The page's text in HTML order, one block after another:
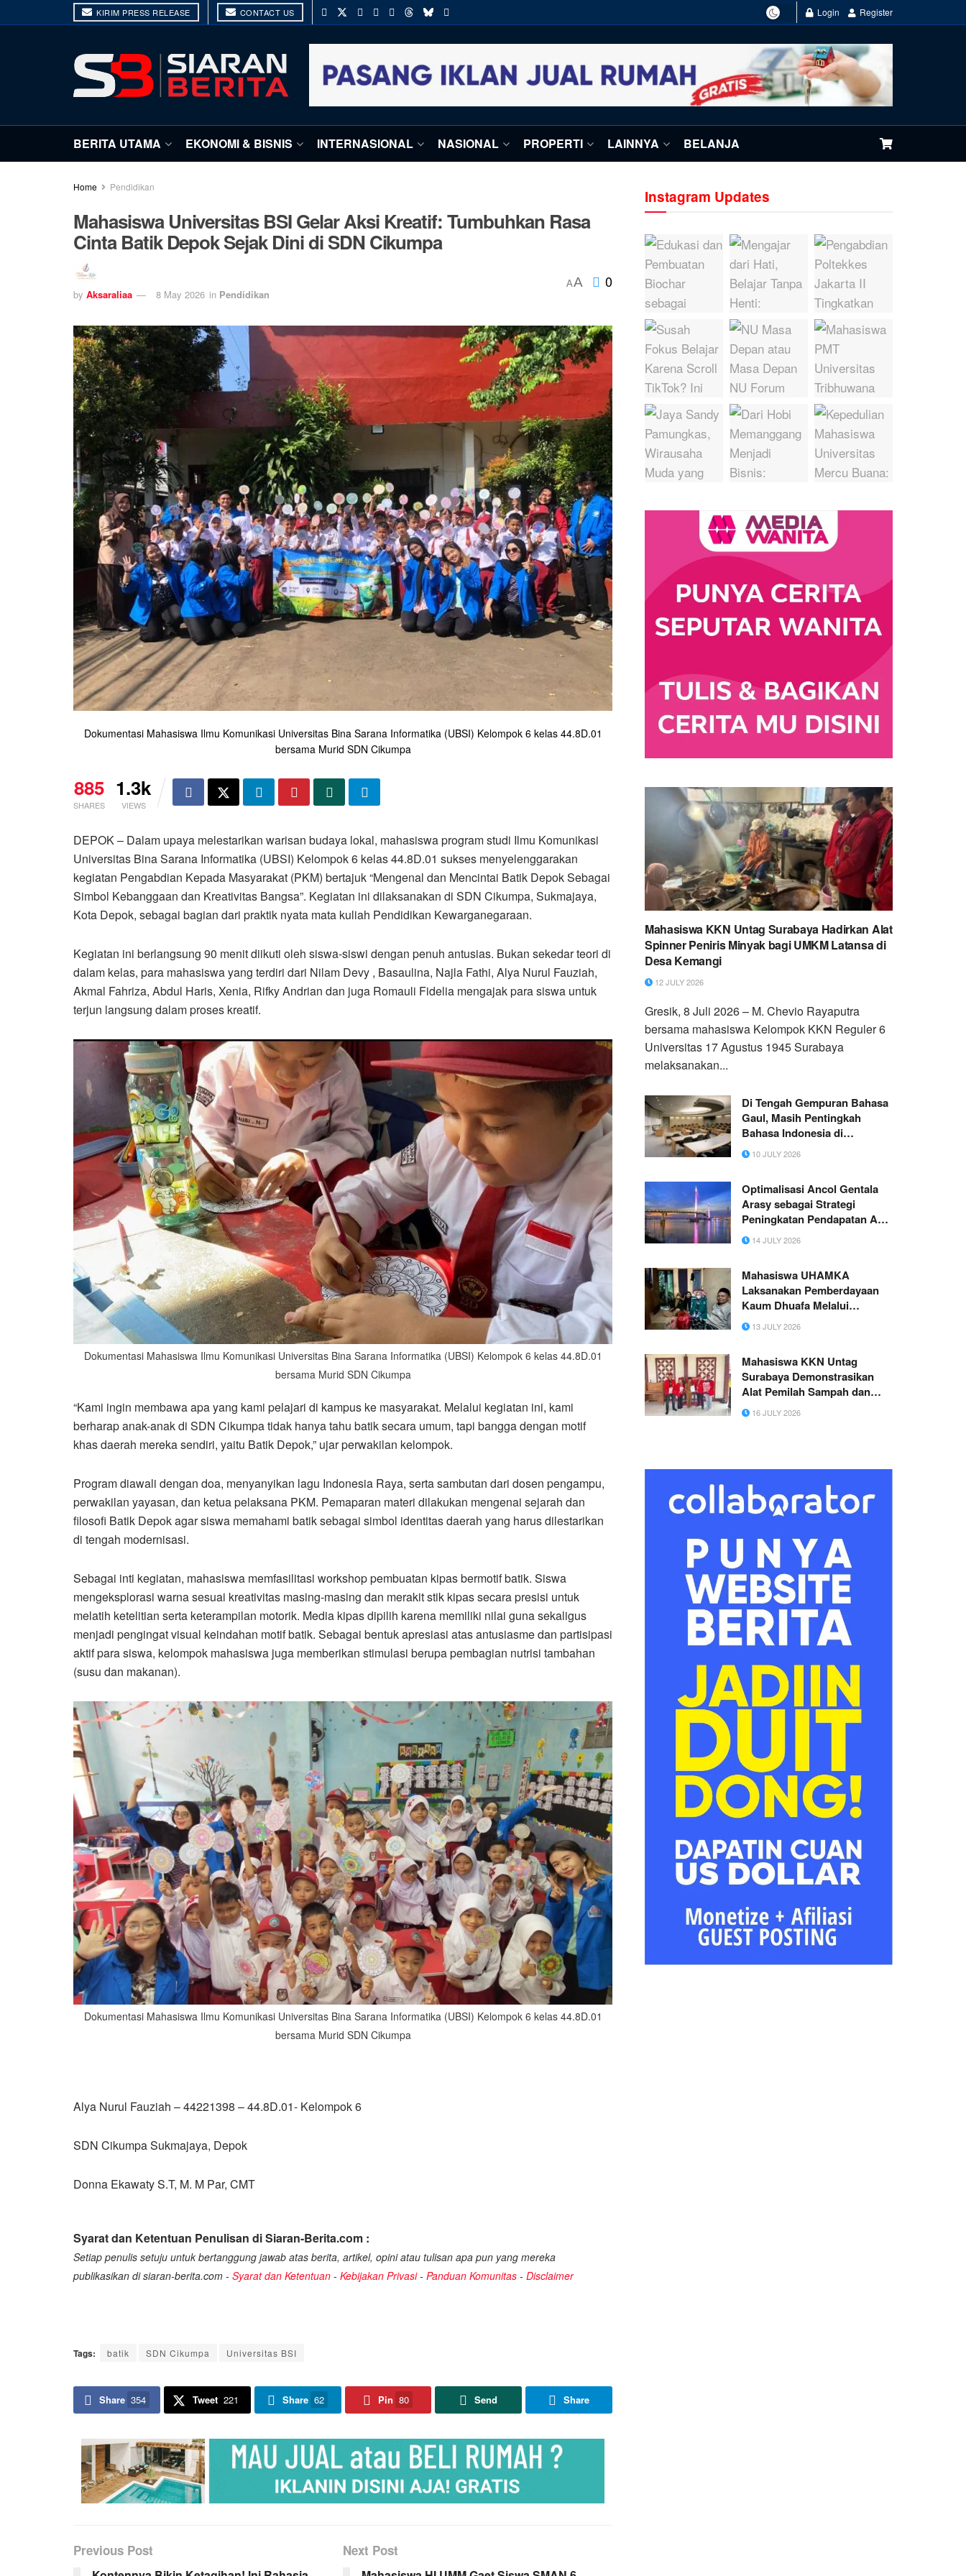
KIRIM PRESS RELEASE CONTACT US Login Register
BERITA UTAMA EKONOMI & BISNIS INTERNASIONAL NASIONAL PROPERTI LAINNYA BELANJA
Home Pendidikan
Mahasiswa Universitas BSI Gelar Aksi Kreatif: Tumbuhkan Rasa
Cinta Batik Depok Sejak Dini di SDN Cikumpa
by Aksaraliaa 8 May 2026 in Pendidikan
AA 0
Dokumentasi Mahasiswa Ilmu Komunikasi Universitas Bina Sarana Informatika (UBSI) Kelompok 6 kelas 44.8D.01
bersama Murid SDN Cikumpa
885
SHARES
1.3k
VIEWS
DEPOK – Dalam upaya melestarikan warisan budaya lokal, mahasiswa program studi Ilmu Komunikasi
Universitas Bina Sarana Informatika (UBSI) Kelompok 6 kelas 44.8D.01 sukses menyelenggarakan
kegiatan Pengabdian Kepada Masyarakat (PKM) bertajuk “Mengenal dan Mencintai Batik Depok Sebagai
Simbol Kebanggaan dan Kreativitas Bangsa”. Kegiatan ini dilaksanakan di SDN Cikumpa, Sukmajaya,
Kota Depok, sebagai bagian dari praktik nyata mata kuliah Pendidikan Kewarganegaraan.
Kegiatan ini berlangsung 90 menit diikuti oleh siswa-siswi dengan penuh antusias. Bukan sekedar teori di
dalam kelas, para mahasiswa yang terdiri dari Nilam Devy , Basaulina, Najla Fathi, Alya Nurul Fauziah,
Akmal Fahriza, Abdul Haris, Xenia, Rifky Andrian dan juga Romauli Fidelia mengajak para siswa untuk
terjun langsung dalam proses kreatif.
Dokumentasi Mahasiswa Ilmu Komunikasi Universitas Bina Sarana Informatika (UBSI) Kelompok 6 kelas 44.8D.01
bersama Murid SDN Cikumpa
“Kami ingin membawa apa yang kami pelajari di kampus ke masyarakat. Melalui kegiatan ini, kami
berharap anak-anak di SDN Cikumpa tidak hanya tahu batik secara umum, tapi bangga dengan motif
khas daerah mereka sendiri, yaitu Batik Depok,” ujar perwakilan kelompok.
Program diawali dengan doa, menyanyikan lagu Indonesia Raya, serta sambutan dari dosen pengampu,
perwakilan yayasan, dan ketua pelaksana PKM. Pemaparan materi dilakukan mengenai sejarah dan
filosofi Batik Depok agar siswa memahami batik sebagai simbol identitas daerah yang harus dilestarikan
di tengah modernisasi.
Sebagai inti kegiatan, mahasiswa memfasilitasi workshop pembuatan kipas bermotif batik. Siswa
mengeksplorasi warna sesuai kreativitas masing-masing dan merakit stik kipas secara presisi untuk
melatih ketelitian serta keterampilan motorik. Media kipas dipilih karena memiliki nilai guna sekaligus
menjadi pengingat visual keindahan motif batik. Sebagai bentuk apresiasi atas antusiasme dan partisipasi
aktif para siswa, kelompok mahasiswa juga memberikan stimulasi berupa pembagian nutrisi tambahan
(susu dan makanan).
Dokumentasi Mahasiswa Ilmu Komunikasi Universitas Bina Sarana Informatika (UBSI) Kelompok 6 kelas 44.8D.01
bersama Murid SDN Cikumpa
Alya Nurul Fauziah – 44221398 – 44.8D.01- Kelompok 6
SDN Cikumpa Sukmajaya, Depok
Donna Ekawaty S.T, M. M Par, CMT
Syarat dan Ketentuan Penulisan di Siaran-Berita.com :
Setiap penulis setuju untuk bertanggung jawab atas berita, artikel, opini atau tulisan apa pun yang mereka
publikasikan di siaran-berita.com - Syarat dan Ketentuan - Kebijakan Privasi- Panduan Komunitas - Disclaimer
Tags: batik SDN Cikumpa Universitas BSI
Share 354 Tweet 221 Share 62 Pin 80 Send Share
Previous Post Next Post
Instagram Updates
Mahasiswa KKN Untag Surabaya Hadirkan Alat
Spinner Peniris Minyak bagi UMKM Latansa di
Desa Kemangi
12 JULY 2026
Gresik, 8 Juli 2026 – M. Chevio Rayaputra
bersama mahasiswa Kelompok KKN Reguler 6
Universitas 17 Agustus 1945 Surabaya
melaksanakan...
Di Tengah Gempuran Bahasa
Gaul, Masih Pentingkah
Bahasa Indonesia di
Kampus?
10 JULY 2026
Optimalisasi Ancol Gentala
Arasy sebagai Strategi
Peningkatan Pendapatan Asli
Daerah Kota Jambi
14 JULY 2026
Mahasiswa UHAMKA
Laksanakan Pemberdayaan
Kaum Dhuafa Melalui
Pengembangan Usaha
Keluarga
13 JULY 2026
Mahasiswa KKN Untag
Surabaya Demonstrasikan
Alat Pemilah Sampah dan
Press Botol di SLB Golokan
Sidayu
16 JULY 2026